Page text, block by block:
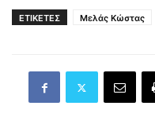
ΕΤΙΚΕΤΕΣ Μελάς Κώστας